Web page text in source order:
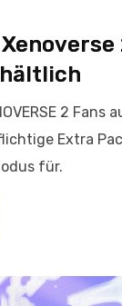
2
Extra
für.